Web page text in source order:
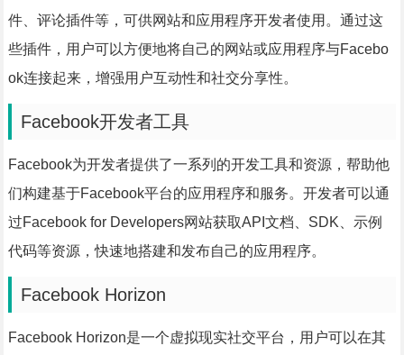
件、评论插件等，可供网站和应用程序开发者使用。通过这
些插件，用户可以方便地将自己的网站或应用程序与Facebo
ok连接起来，增强用户互动性和社交分享性。
Facebook开发者工具
Facebook为开发者提供了一系列的开发工具和资源，帮助他
们构建基于Facebook平台的应用程序和服务。开发者可以通
过Facebook for Developers网站获取API文档、SDK、示例
代码等资源，快速地搭建和发布自己的应用程序。
Facebook Horizon
Facebook Horizon是一个虚拟现实社交平台，用户可以在其